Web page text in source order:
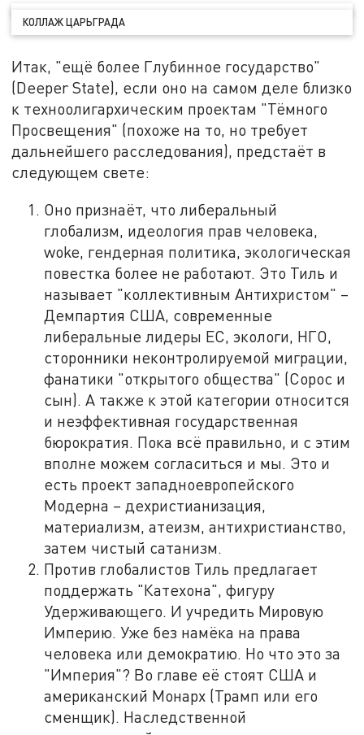
КОЛЛАЖ ЦАРЬГРАДА
Итак, "ещё более Глубинное государство"
(Deeper State), если оно на самом деле близко
к техноолигархическим проектам "Тёмного
Просвещения" (похоже на то, но требует
дальнейшего расследования), предстаёт в
следующем свете:
Оно признаёт, что либеральный
глобализм, идеология прав человека,
woke, гендерная политика, экологическая
повестка более не работают. Это Тиль и
называет "коллективным Антихристом" –
Демпартия США, современные
либеральные лидеры ЕС, экологи, НГО,
сторонники неконтролируемой миграции,
фанатики "открытого общества" (Сорос и
сын). А также к этой категории относится
и неэффективная государственная
бюрократия. Пока всё правильно, и с этим
вполне можем согласиться и мы. Это и
есть проект западноевропейского
Модерна – дехристианизация,
материализм, атеизм, антихристианство,
затем чистый сатанизм.
Против глобалистов Тиль предлагает
поддержать "Катехона", фигуру
Удерживающего. И учредить Мировую
Империю. Уже без намёка на права
человека или демократию. Но что это за
"Империя"? Во главе её стоят США и
американский Монарх (Трамп или его
сменщик). Наследственной